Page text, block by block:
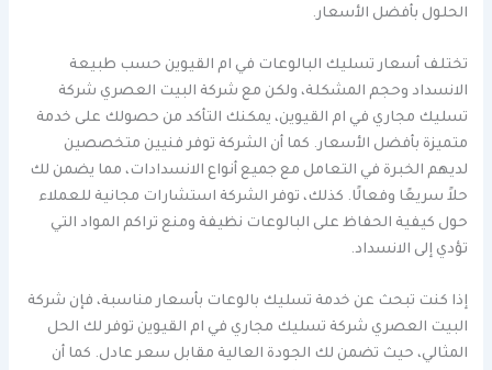
الحلول بأفضل الأسعار.
تختلف أسعار تسليك البالوعات في ام القيوين حسب طبيعة
الانسداد وحجم المشكلة، ولكن مع شركة البيت العصري شركة
تسليك مجاري في ام القيوين، يمكنك التأكد من حصولك على خدمة
متميزة بأفضل الأسعار. كما أن الشركة توفر فنيين متخصصين
لديهم الخبرة في التعامل مع جميع أنواع الانسدادات، مما يضمن لك
حلاً سريعًا وفعالًا. كذلك، توفر الشركة استشارات مجانية للعملاء
حول كيفية الحفاظ على البالوعات نظيفة ومنع تراكم المواد التي
تؤدي إلى الانسداد.
إذا كنت تبحث عن خدمة تسليك بالوعات بأسعار مناسبة، فإن شركة
البيت العصري شركة تسليك مجاري في ام القيوين توفر لك الحل
المثالي، حيث تضمن لك الجودة العالية مقابل سعر عادل. كما أن